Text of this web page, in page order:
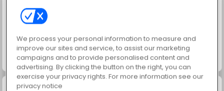
Grand Mahjong Connect Trollface Quest: USA 2
We process your personal information to measure and
improve our sites and service, to assist our marketing
campaigns and to provide personalised content and
advertising. By clicking the button on the right, you can
exercise your privacy rights. For more information see our
privacy notice